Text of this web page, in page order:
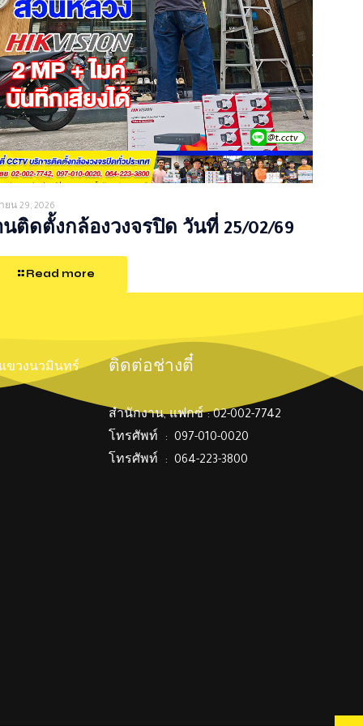
ยน 29, 2026
นติดตั้งกล้องวงจรปิด วันที่ 25/02/69
Read more
แขวงนวมินทร์ ติดต่อช่างตี๋
สำนักงาน, แฟกซ์ : 02-002-7742
โทรศัพท์ : 097-010-0020
โทรศัพท์ : 064-223-3800